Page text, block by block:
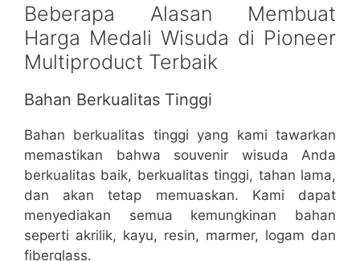
Beberapa Alasan Membuat
Harga Medali Wisuda di Pioneer
Multiproduct Terbaik
Bahan Berkualitas Tinggi
Bahan berkualitas tinggi yang kami tawarkan
memastikan bahwa souvenir wisuda Anda
berkualitas baik, berkualitas tinggi, tahan lama,
dan akan tetap memuaskan. Kami dapat
menyediakan semua kemungkinan bahan
seperti akrilik, kayu, resin, marmer, logam dan
fiberglass.